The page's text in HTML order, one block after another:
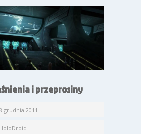
i przeprosiny
8 grudnia 2011
HoloDroid